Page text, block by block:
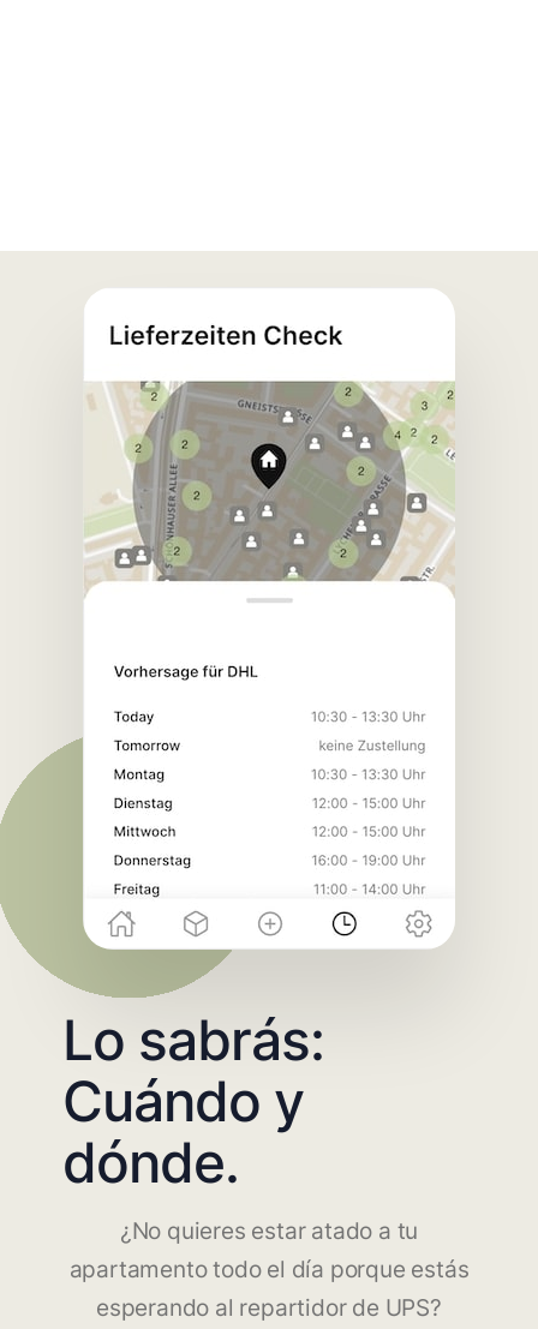
Lo sabrás:
Cuándo y
dónde.
¿No quieres estar atado a tu
apartamento todo el día porque estás
esperando al repartidor de UPS?